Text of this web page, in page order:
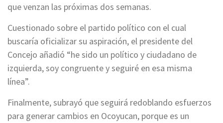
que venzan las próximas dos semanas.
Cuestionado sobre el partido político con el cual
buscaría oficializar su aspiración, el presidente del
Concejo añadió “he sido un político y ciudadano de
izquierda, soy congruente y seguiré en esa misma
línea”.
Finalmente, subrayó que seguirá redoblando esfuerzos
para generar cambios en Ocoyucan, porque es un